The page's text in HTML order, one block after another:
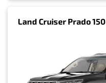
Land Cruiser Prado 150